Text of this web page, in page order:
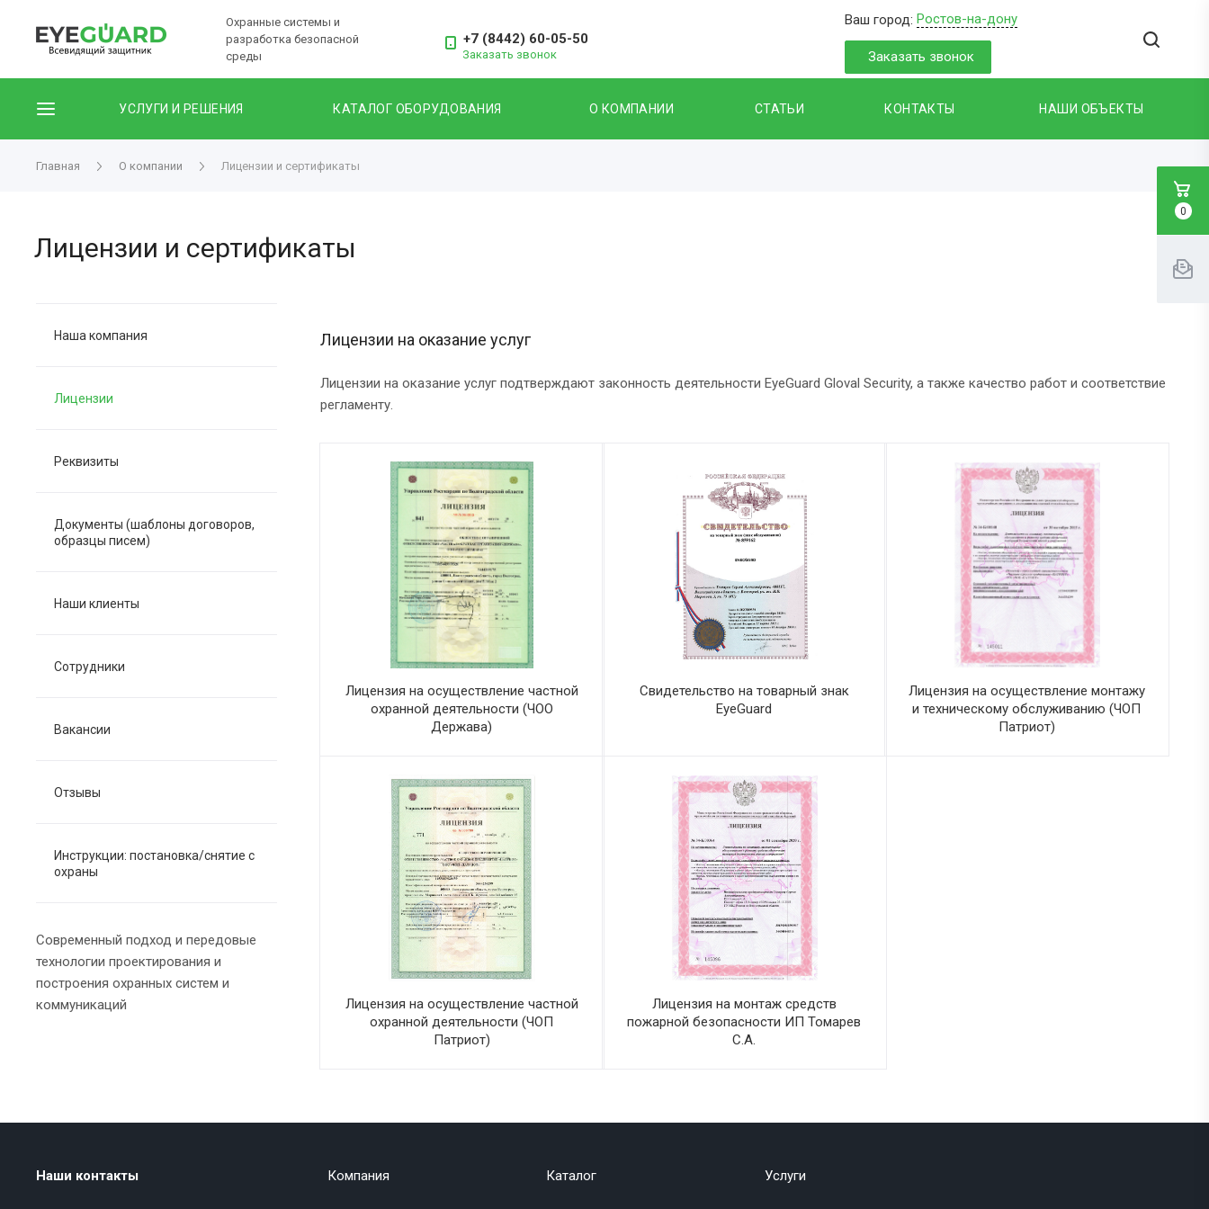
Охранные системы и
разработка безопасной
среды
+7 (8442) 60-05-50
Заказать звонок
Ваш город: Ростов-на-дону
Заказать звонок
УСЛУГИ И РЕШЕНИЯ КАТАЛОГ ОБОРУДОВАНИЯ О КОМПАНИИ СТАТЬИ КОНТАКТЫ НАШИ ОБЪЕКТЫ
Главная О компании Лицензии и сертификаты
Лицензии и сертификаты
Лицензии на оказание услуг
Лицензии на оказание услуг подтверждают законность деятельности EyeGuard Gloval Security, а также качество работ и соответствие
регламенту.
Лицензия на осуществление частной
охранной деятельности (ЧОО
Держава)
Свидетельство на товарный знак
EyeGuard
Лицензия на осуществление монтажу
и техническому обслуживанию (ЧОП
Патриот)
Лицензия на осуществление частной
охранной деятельности (ЧОП
Патриот)
Лицензия на монтаж средств
пожарной безопасности ИП Томарев
С.А.
Наша компания
Лицензии
Реквизиты
Документы (шаблоны договоров,
образцы писем)
Наши клиенты
Сотрудники
Вакансии
Отзывы
Инструкции: постановка/снятие с
охраны
Современный подход и передовые
технологии проектирования и
построения охранных систем и
коммуникаций
Наши контакты Компания Каталог Услуги
0